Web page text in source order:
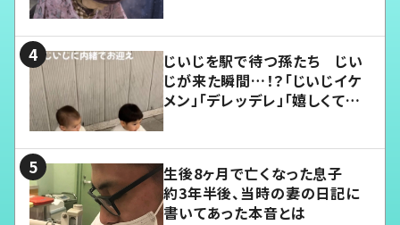
じいじを駅で待つ孫たち じい
じが来た瞬間…！？「じいじイケ
メン」「デレッデレ」「嬉しくて可
生後8ヶ月で亡くなった息子
約3年半後、当時の妻の日記に
書いてあった本音とは